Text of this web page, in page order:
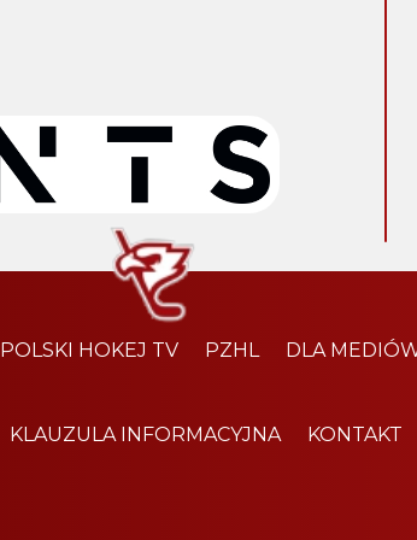
POLSKI HOKEJ TV PZHL
DLA
KLAUZULA INFORMACYJNA
KONTAKT